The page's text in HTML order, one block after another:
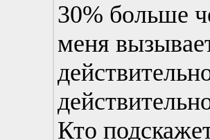
30% больше
меня
Кто